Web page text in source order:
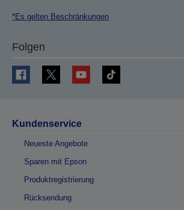
*Es gelten Beschränkungen
Folgen
Kundenservice
Neueste Angebote
Sparen mit Epson
Produktregistrierung
Rücksendung